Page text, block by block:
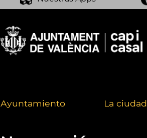
Ayuntamiento La ciudad